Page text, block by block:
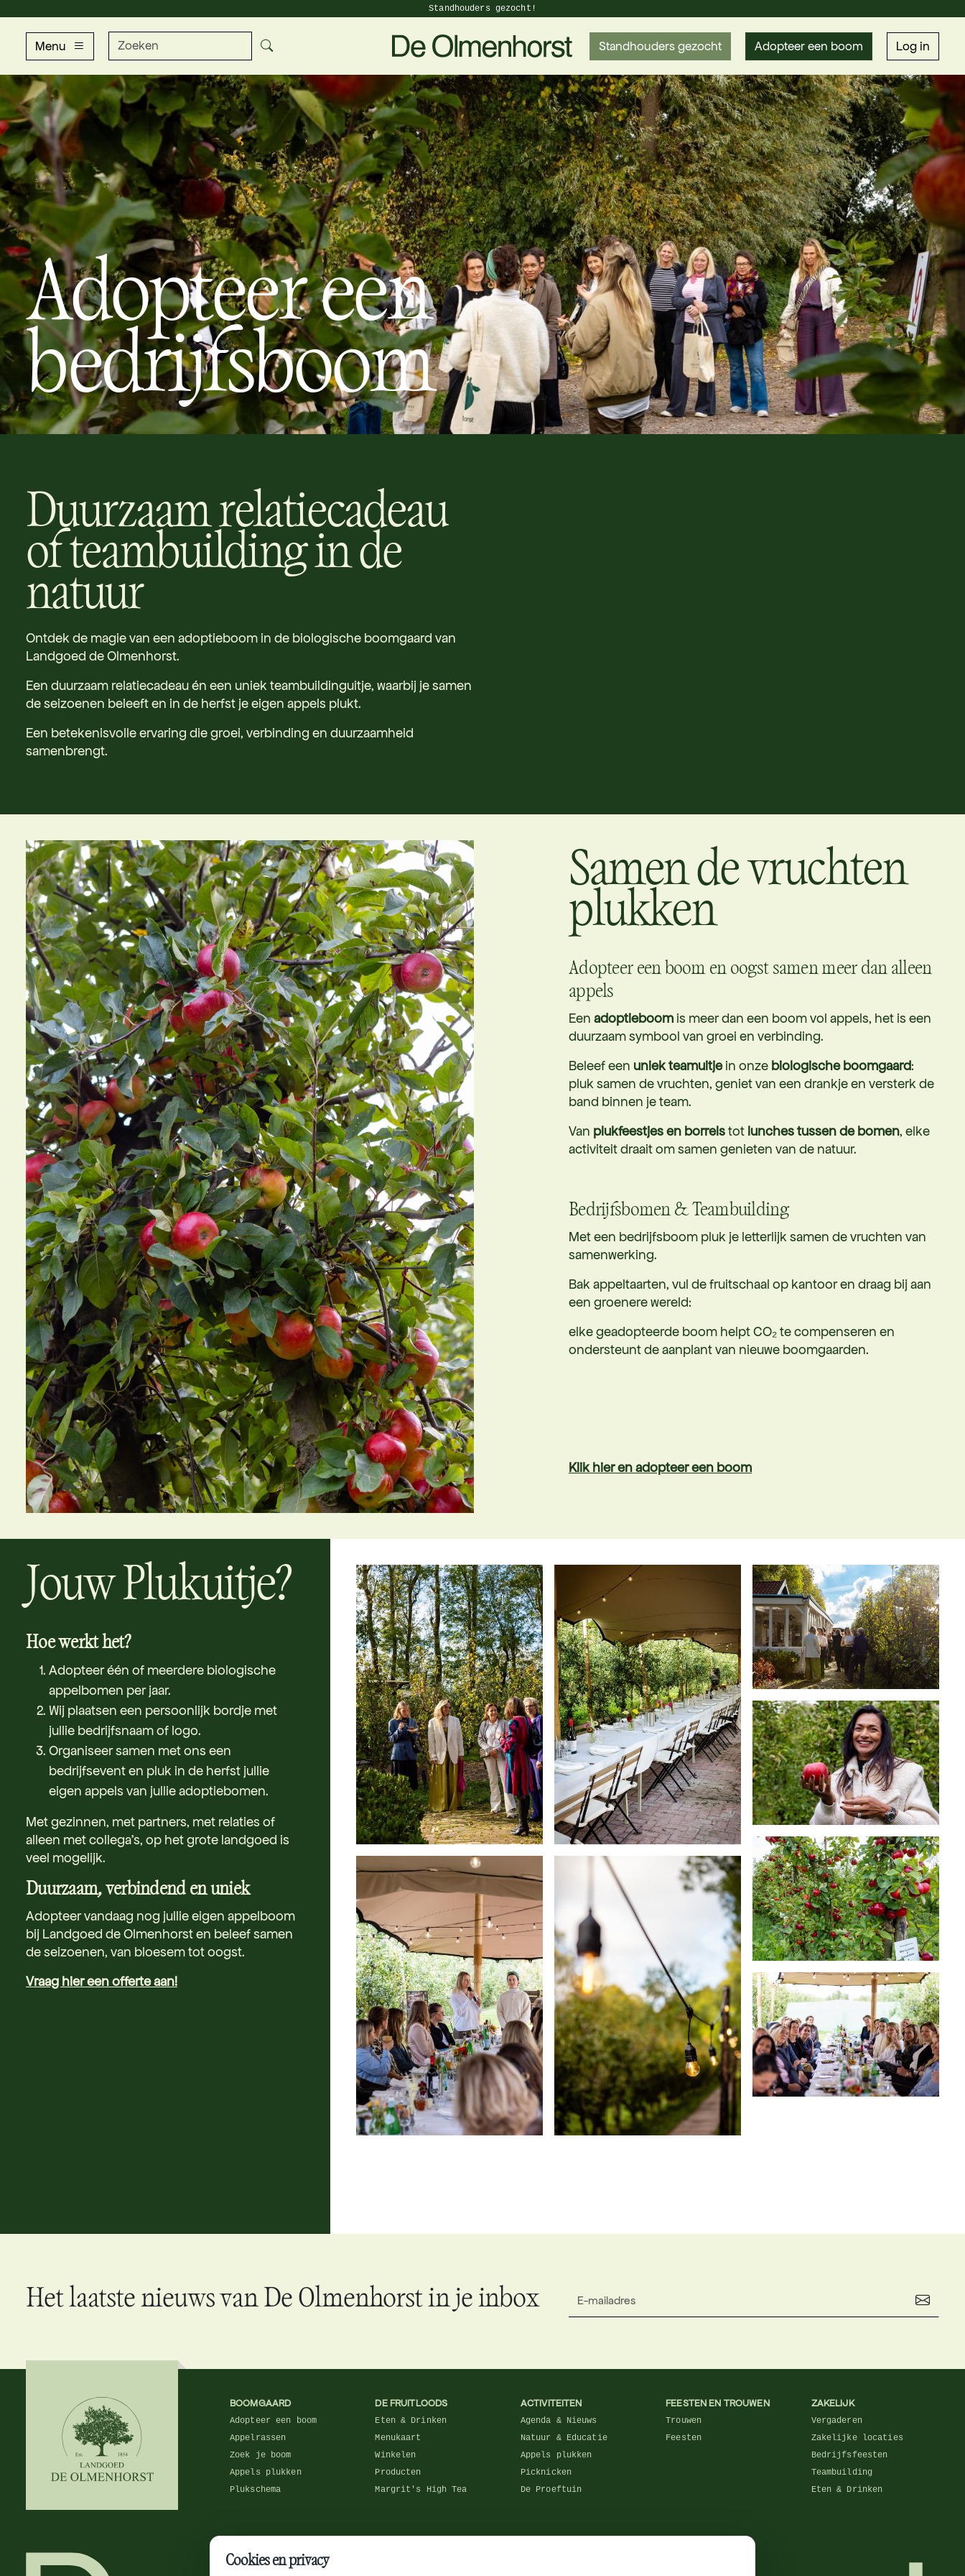
Standhouders gezocht!
Menu Standhouders gezocht Adopteer een boom Log in
Adopteer een
bedrijfsboom
Duurzaam relatiecadeau
of teambuilding in de
natuur
Ontdek de magie van een adoptieboom in de biologische boomgaard van
Landgoed de Olmenhorst.
Een duurzaam relatiecadeau én een uniek teambuildinguitje, waarbij je samen
de seizoenen beleeft en in de herfst je eigen appels plukt.
Een betekenisvolle ervaring die groei, verbinding en duurzaamheid
samenbrengt.
Samen de vruchten
plukken
Adopteer een boom en oogst samen meer dan alleen
appels
Een adoptieboom is meer dan een boom vol appels, het is een
duurzaam symbool van groei en verbinding.
Beleef een uniekteamuitjein onze biologische boomgaard:
pluk samen de vruchten, geniet van een drankje en versterk de
band binnen je team.
Van plukfeestjes en borrelstot lunches tussen de bomen, elke
activiteit draait om samen genieten van de natuur.
Bedrijfsbomen & Teambuilding
Met een bedrijfsboom pluk je letterlijk samen de vruchten van
samenwerking.
Bak appeltaarten, vul de fruitschaal op kantoor en draag bij aan
een groenere wereld:
elke geadopteerde boom helpt CO₂ te compenseren en
ondersteunt de aanplant van nieuwe boomgaarden.
Klik hier en adopteer een boom
Jouw Plukuitje?
Hoe werkt het?
Adopteer één of meerdere biologische
appelbomen per jaar.
Wij plaatsen een persoonlijk bordje met
jullie bedrijfsnaam of logo.
Organiseer samen met ons een
bedrijfsevent en pluk in de herfst jullie
eigen appels van jullie adoptiebomen.
Met gezinnen, met partners, met relaties of
alleen met collega's, op het grote landgoed is
veel mogelijk.
Duurzaam, verbindend en uniek
Adopteer vandaag nog jullie eigen appelboom
bij Landgoed de Olmenhorst en beleef samen
de seizoenen, van bloesem tot oogst.
Vraag hier een offerte aan!
Het laatste nieuws van De Olmenhorst in je inbox
BOOMGAARD
Adopteer een boom
Appelrassen
Zoek je boom
Appels plukken
Plukschema
DE FRUITLOODS
Eten & Drinken
Menukaart
Winkelen
Producten
Margrit's High Tea
ACTIVITEITEN
Agenda & Nieuws
Natuur & Educatie
Appels plukken
Picknicken
De Proeftuin
FEESTEN EN TROUWEN
Trouwen
Feesten
ZAKELIJK
Vergaderen
Zakelijke locaties
Bedrijfsfeesten
Teambuilding
Eten & Drinken
Cookies en privacy